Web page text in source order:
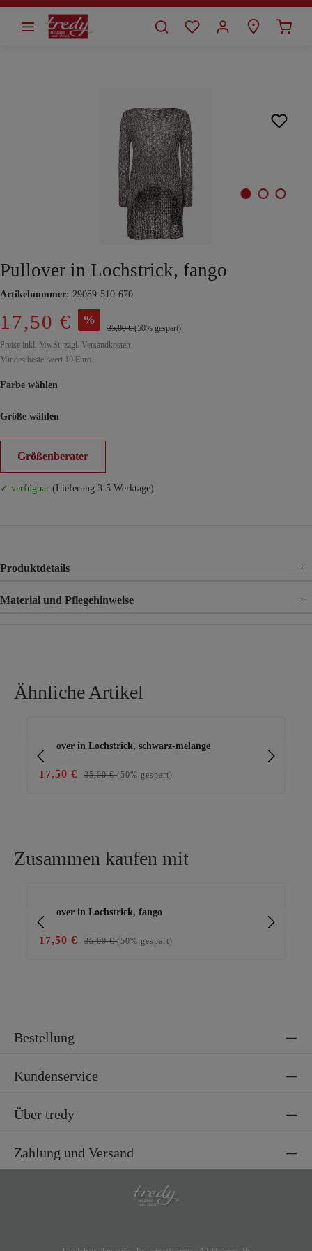
springen
Pullover in Lochstrick, fango
Artikelnummer: 29089-510-670
17,50 € %
35,00 €(50% gespart)
Preise inkl. MwSt. zzgl. Versandkosten
Mindestbestellwert 10 Euro
Farbe wählen
Größe wählen
Größenberater
✓ verfügbar (Lieferung 3-5 Werktage)
Produktdetails +
Material und Pflegehinweise +
Ähnliche Artikel
Pullover in Lochstrick, schwarz-melange
17,50 € 35,00 €(50% gespart)
Zusammen kaufen mit
Pullover in Lochstrick, fango
17,50 € 35,00 €(50% gespart)
Bestellung
Kundenservice
Über tredy
Zahlung und Versand